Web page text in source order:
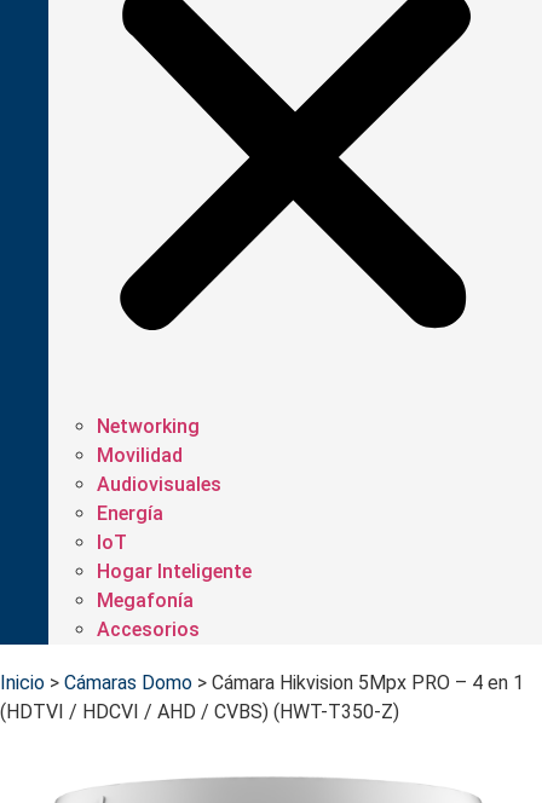
Networking
Movilidad
Audiovisuales
Energía
IoT
Hogar Inteligente
Megafonía
Accesorios
Inicio > Cámaras Domo > Cámara Hikvision 5Mpx PRO – 4 en 1
(HDTVI / HDCVI / AHD / CVBS) (HWT-T350-Z)